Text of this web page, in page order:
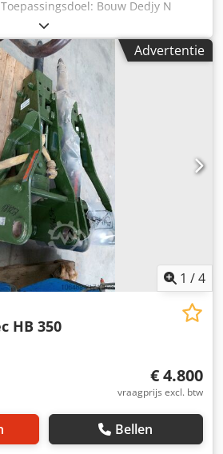
Bouw Dedjy N
Leeggewicht: 1.500 kg
200 x 70 x 80 cm CE-
historie en staat Aantal
staat: zeer goed Optische staat:
Geschikt voor volgende
EXW Werkdruk:
hydraulische stroom: 170 l/min
Laatste inspectie: 2026-04-27 Land
informatie Neem contact op met
Advertentie
1 /4
HB 350
€ 4.800
vraagprijs excl. btw
Bellen